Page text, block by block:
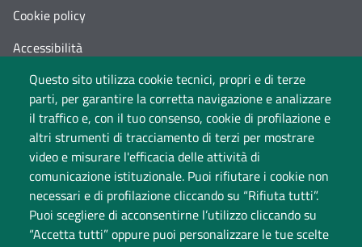
Questo sito utilizza cookie tecnici, propri e di terze
parti, per garantire la corretta navigazione e analizzare
il traffico e, con il tuo consenso, cookie di profilazione e
altri strumenti di tracciamento di terzi per mostrare
video e misurare l'efficacia delle attività di
comunicazione istituzionale. Puoi rifiutare i cookie non
necessari e di profilazione cliccando su “Rifiuta tutti”.
Puoi scegliere di acconsentirne l’utilizzo cliccando su
“Accetta tutti” oppure puoi personalizzare le tue scelte
Cookie policy
Accessibilità
Cambia idea sui cookie
Dati di monitoraggio